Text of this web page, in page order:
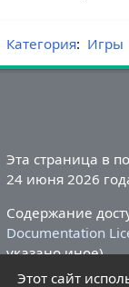
Категория: Игры
Эта страница в
24 июня 2026
Содержание
Documentation
указано иное).
Этот сайт